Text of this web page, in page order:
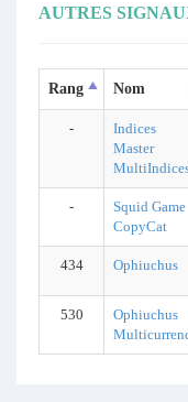
AUTRES
Rang Nom
-
Indices
Master
-
Squid Game
CopyCat
434 Ophiuchus
530
Ophiuchus